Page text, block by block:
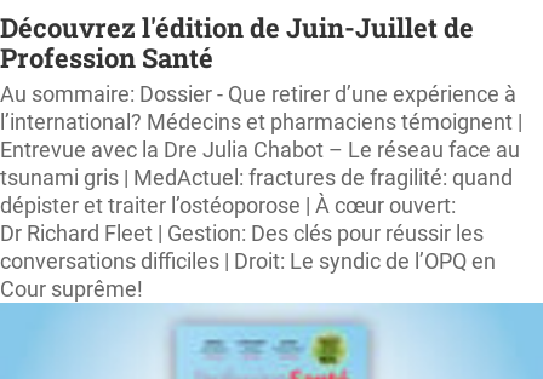
Découvrez l'édition de Juin-Juillet de
Profession Santé
Au sommaire: Dossier - Que retirer d’une expérience à
l’international? Médecins et pharmaciens témoignent |
Entrevue avec la Dre Julia Chabot – Le réseau face au
tsunami gris | MedActuel: fractures de fragilité: quand
dépister et traiter l’ostéoporose | À cœur ouvert:
Dr Richard Fleet | Gestion: Des clés pour réussir les
conversations difficiles | Droit: Le syndic de l’OPQ en
Cour suprême!